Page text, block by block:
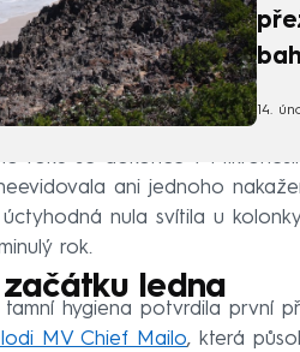
14.
roku se dokonce v Mikronésii
ani jednoho
nula svítila u
rok.
ledna
hygiena potvrdila první
MV Chief Mailo, která